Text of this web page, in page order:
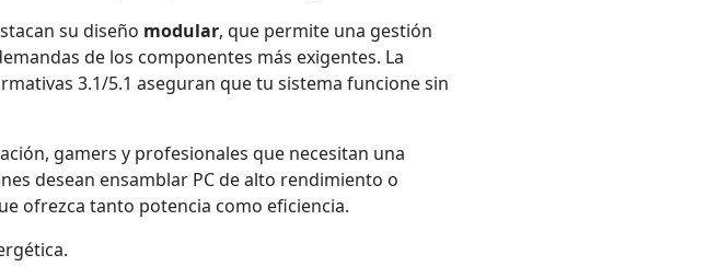
su diseño modular, que permite una gestión
de los componentes más exigentes. La
3.1/5.1 aseguran que tu sistema funcione sin
gamers y profesionales que necesitan una
desean ensamblar PC de alto rendimiento o
ofrezca tanto potencia como eficiencia.